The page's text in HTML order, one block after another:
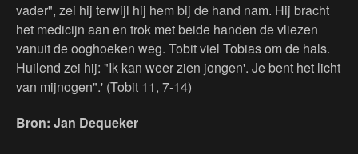
vader", zei hij terwijl hij hem bij de hand nam. Hij bracht
het medicijn aan en trok met beide handen de vliezen
vanuit de ooghoeken weg. Tobit viel Tobias om de hals.
Huilend zei hij: "Ik kan weer zien jongen'. Je bent het licht
van mijnogen".' (Tobit 11, 7-14)
Bron: Jan Dequeker